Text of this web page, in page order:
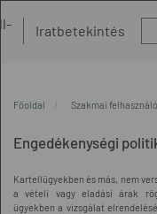
Iratbetekintés
Főoldal Szakmai
Engedékenységi
Kartellügyekben és más, nem
a vételi vagy eladási árak
ügyekben a vizsgálat